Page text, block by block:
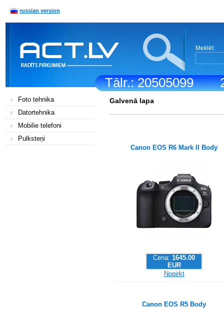
Tālr.: 20505099
russian version
Meklēt:
Foto tehnika
Datortehnika
Mobilie telefoni
Pulksteņi
Galvenā lapa
Canon EOS R6 Mark II Body
Cena: 1645.00
EUR
Nopirkt
Canon EOS R5 Body